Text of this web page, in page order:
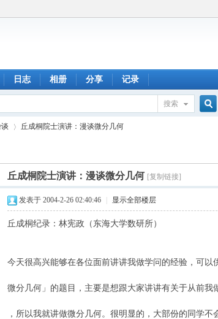
日志 相册 分享 记录
搜索
›
丘成桐院士演讲：漫谈微分几何
丘成桐院士演讲：漫谈微分几何 [复制链接]
发表于 2004-2-26 02:40:46 显示全部楼层
丘成桐纪录：林宪政（东海大学数研所）
今天很高兴能够在各位面前讲讲我做学问的经验，可以
微分几何」的题目，主要是想跟大家讲讲有关于从前我
，所以我就讲做微分几何。很明显的，大部份的同学